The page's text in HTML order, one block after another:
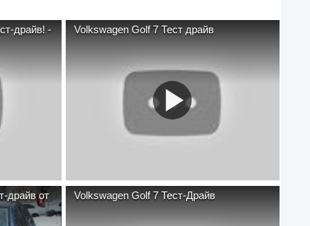
драйв! -
Volkswagen Golf 7 Тест драйв
драйв от
Volkswagen Golf 7 Тест-Драйв